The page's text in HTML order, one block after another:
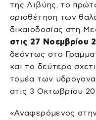
της Λιβύης, το
οριοθέτηση των
δικαιοδοσίας στη
στις 27 Νοεμβρίου
δεόντως στο
και το δεύτερο
τομέα των
στις 3 Οκτωβρίου
«Αναφερόμενος